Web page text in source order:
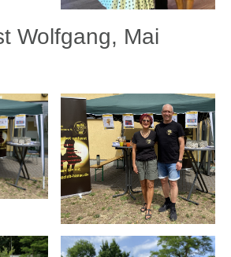
Wolfgang, Mai